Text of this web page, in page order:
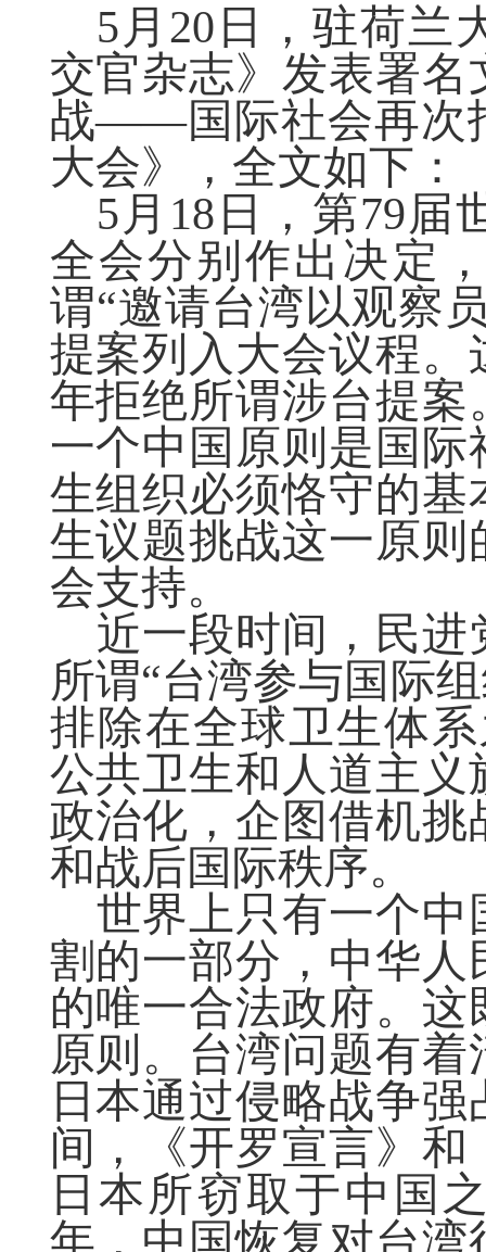
5月20日，驻荷兰
交官杂志》发表署
战——国际社会再次
大会》，全文如下：
5月18日，第79届
全会分别作出决定
谓“邀请台湾以观察
提案列入大会议程。
年拒绝所谓涉台提
一个中国原则是国
生组织必须恪守的
生议题挑战这一原
会支持。
近一段时间，民
所谓“台湾参与国际
排除在全球卫生体
公共卫生和人道主
政治化，企图借机挑
和战后国际秩序。
世界上只有一个
割的一部分，中华
的唯一合法政府。
原则。台湾问题有
日本通过侵略战争
间，《开罗宣言》
日本所窃取于中国
年，中国恢复对台湾